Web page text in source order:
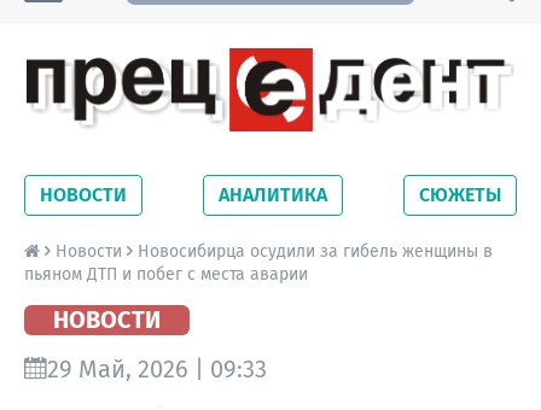
Новосибирской области. Читайте свежие
новости на сайте сетевого издания
Precedent.
НОВОСТИ АНАЛИТИКА СЮЖЕТЫ
Новости
Новосибирца осудили за гибель женщины в
пьяном ДТП и побег с места аварии
НОВОСТИ
29 Май, 2026 | 09:33